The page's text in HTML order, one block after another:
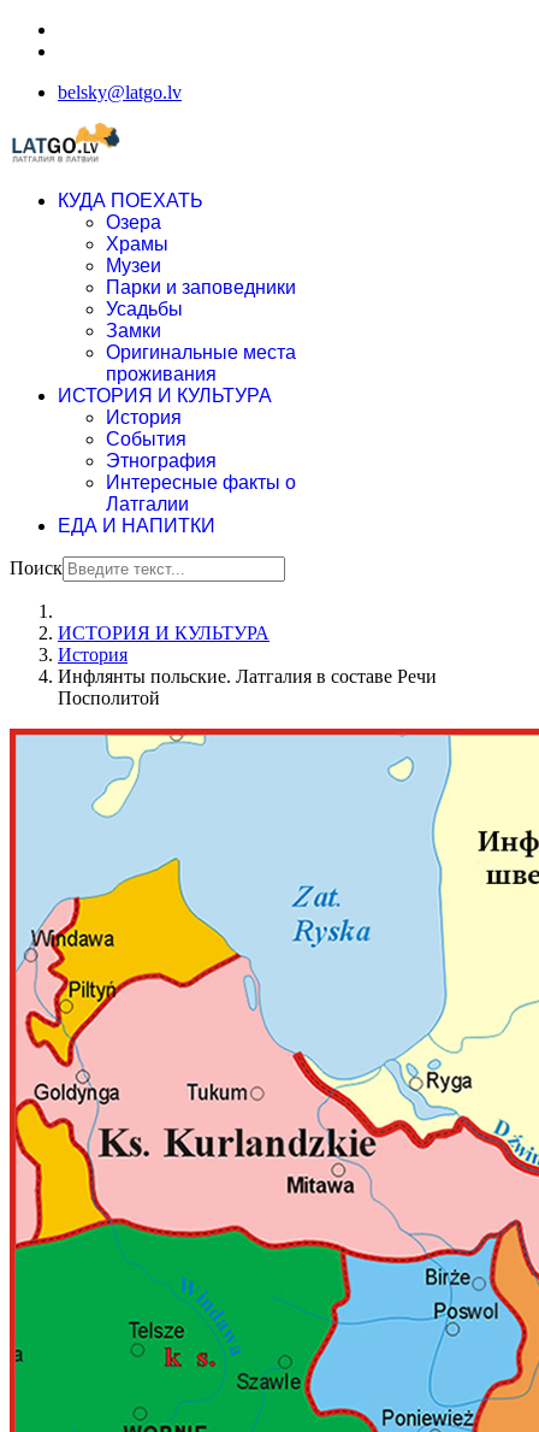
belsky@latgo.lv
КУДА ПОЕХАТЬ
Озера
Храмы
Музеи
Парки и заповедники
Усадьбы
Замки
Оригинальные места
проживания
ИСТОРИЯ И КУЛЬТУРА
История
События
Этнография
Интересные факты о
Латгалии
ЕДА И НАПИТКИ
Поиск
ИСТОРИЯ И КУЛЬТУРА
История
Инфлянты польские. Латгалия в составе Речи
Посполитой